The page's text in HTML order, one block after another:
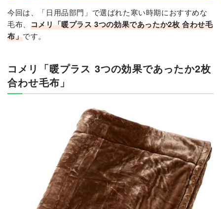
今回は、「日用品部門」で選ばれた寒い時期におすすめな
毛布、 コメリ「暖プラス 3つの効果であったか2枚 合わせ毛
布」​​です。
コメリ「暖プラス 3つの効果であったか2枚
合わせ毛布」​​